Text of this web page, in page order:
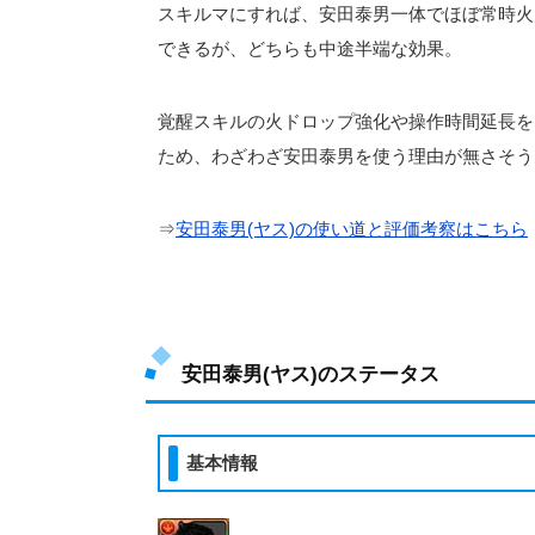
スキルマにすれば、安田泰男一体でほぼ常時
できるが、どちらも中途半端な効果。
覚醒スキルの火ドロップ強化や操作時間延長
ため、わざわざ安田泰男を使う理由が無さそ
⇒安田泰男(ヤス)の使い道と評価考察はこちら
安田泰男(ヤス)のステータス
基本情報